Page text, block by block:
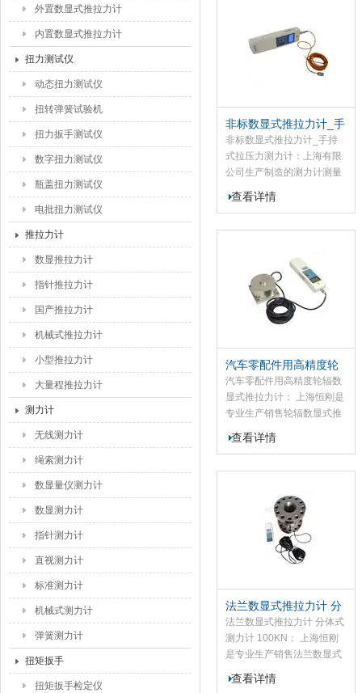
外置数显式推拉力计
内置数显式推拉力计
扭力测试仪
动态扭力测试仪
扭转弹簧试验机
扭力扳手测试仪
数字扭力测试仪
瓶盖扭力测试仪
电批扭力测试仪
推拉力计
数显推拉力计
指针推拉力计
国产推拉力计
机械式推拉力计
小型推拉力计
大量程推拉力计
测力计
无线测力计
绳索测力计
数显量仪测力计
数显测力计
指针测力计
直视测力计
标准测力计
机械式测力计
弹簧测力计
扭矩扳手
扭矩扳手检定仪
位可供选择、相互换算,数据
储存功能，可储存447个测
试值，峰值保持功能，配软
件可以将存储的数据导出
面有曲线图，充电使用。
非标数显式推拉力计_手
持式拉压力测力计
非标数显式推拉力计_手持
式拉压力测力计：上海有限
公司生产制造的测力计测量
精度高，可靠性强，提高工
作质量及工作效率。数显测
接测力的工作方式，大幅提
高测量数据的可靠性与度，
提高工作质量及工作效率，
可操作性强。
查看详情
汽车零配件用高精度轮
辐数显式推拉力计
汽车零配件用高精度轮辐数
显式推拉力计： 上海恒刚是
专业生产销售轮辐数显式推
拉力计的厂家，我司的轮辐
数显式推拉力计的厂家，本
便携式拉压力测试仪器。该
轮辐数显式推拉力计规格种
类丰富，用户可依据测试量
程需求选用对应型号。
查看详情
法兰数显式推拉力计 分
体式测力计 100KN
法兰数显式推拉力计 分体式
测力计 100KN： 上海恒刚
是专业生产销售法兰数显式
推拉力计的厂家，我司的
SGFF法兰数显式推拉力计
查看详情